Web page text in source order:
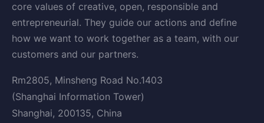
core values of creative, open, responsible and
entrepreneurial. They guide our actions and define
how we want to work together as a team, with our
customers and our partners.
Rm2805, Minsheng Road No.1403
(Shanghai Information Tower)
Shanghai, 200135, China